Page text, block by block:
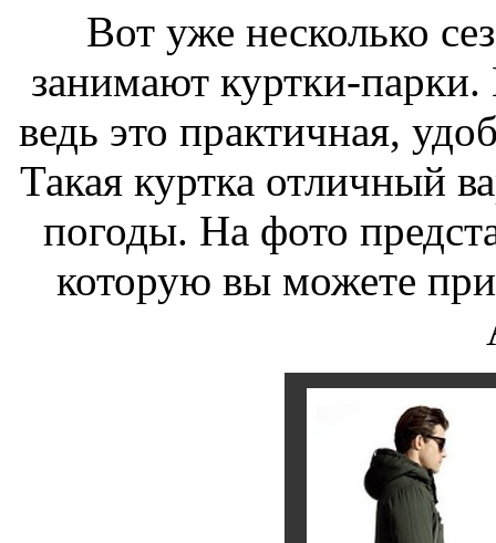
Вот уже несколько
занимают куртки-
ведь это практичная,
Такая куртка отличный
погоды. На фото
которую вы можете